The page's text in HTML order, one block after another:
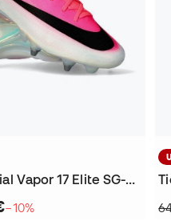
Air Zoom Mercurial Vapor 17 Elite SG-Pro T Voetbalschoenen
−10%